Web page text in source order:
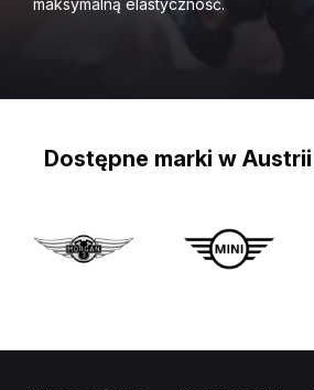
maksymalną elastyczność.
Dostępne marki w Austrii